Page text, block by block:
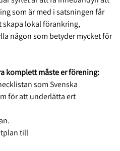
som är med i satsningen får
skapa lokal förankring,
någon som betyder mycket för
komplett måste er förening:
som Svenska
för att underlätta ert
till